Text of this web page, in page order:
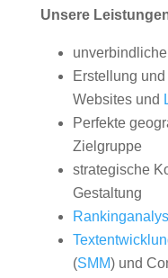
Unsere
Erstellung
Websites und
Perfekte
Zielgruppe
strategische
Gestaltung
(SMM) und